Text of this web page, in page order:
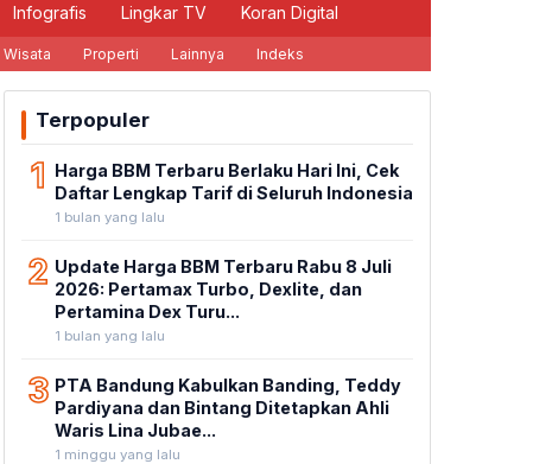
Infografis Lingkar TV Koran Digital
Wisata Properti Lainnya Indeks
Terpopuler
1 Harga BBM Terbaru Berlaku Hari Ini, Cek
Daftar Lengkap Tarif di Seluruh Indonesia
1 bulan yang lalu
2 Update Harga BBM Terbaru Rabu 8 Juli
2026: Pertamax Turbo, Dexlite, dan
Pertamina Dex Turu...
1 bulan yang lalu
3 PTA Bandung Kabulkan Banding, Teddy
Pardiyana dan Bintang Ditetapkan Ahli
Waris Lina Jubae...
1 minggu yang lalu